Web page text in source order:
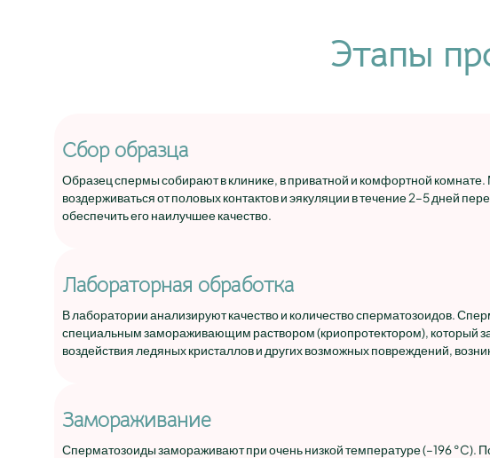
Этапы
Сбор образца
Образец спермы собирают в клинике, в приватной и комфортной
воздерживаться от половых контактов и эякуляции в течение 2–5 дней
обеспечить его наилучшее качество.
Лабораторная обработка
В лаборатории анализируют качество и количество сперматозоидов.
специальным замораживающим раствором (криопротектором), который
воздействия ледяных кристаллов и других возможных повреждений,
Замораживание
Сперматозоиды замораживают при очень низкой температуре (–196 °C).